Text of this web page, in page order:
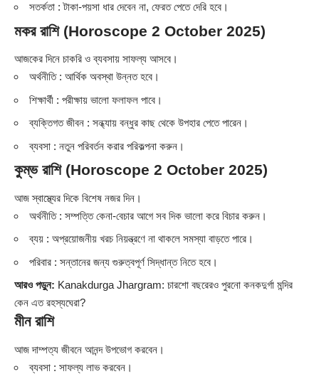
সতর্কতা : টাকা-পয়সা ধার দেবেন না, ফেরত পেতে দেরি হবে।
মকর রাশি (Horoscope 2 October 2025)
আজকের দিনে চাকরি ও ব্যবসায় সাফল্য আসবে।
অর্থনীতি : আর্থিক অবস্থা উন্নত হবে।
শিক্ষার্থী : পরীক্ষায় ভালো ফলাফল পাবে।
ব্যক্তিগত জীবন : সন্ধ্যায় বন্ধুর কাছ থেকে উপহার পেতে পারেন।
ব্যবসা : নতুন পরিবর্তন করার পরিকল্পনা করুন।
কুম্ভ রাশি (Horoscope 2 October 2025)
আজ স্বাস্থ্যের দিকে বিশেষ নজর দিন।
অর্থনীতি : সম্পত্তি কেনা-বেচার আগে সব দিক ভালো করে বিচার করুন।
ব্যয় : অপ্রয়োজনীয় খরচ নিয়ন্ত্রণে না থাকলে সমস্যা বাড়তে পারে।
পরিবার : সন্তানের জন্য গুরুত্বপূর্ণ সিদ্ধান্ত নিতে হবে।
আরও পড়ুন: Kanakdurga Jhargram: চারশো বছরেরও পুরনো কনকদুর্গা মন্দির
কেন এত রহস্যঘেরা?
মীন রাশি
আজ দাম্পত্য জীবনে আনন্দ উপভোগ করবেন।
ব্যবসা : সাফল্য লাভ করবেন।